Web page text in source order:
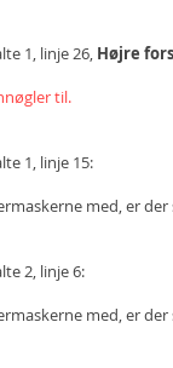
1, linje 26, Højre
til.
1, linje 15:
med, er der
2, linje 6:
med, er der